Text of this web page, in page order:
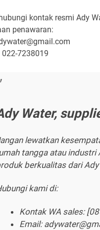
kontak resmi Ady
penawaran:
022-7238019
Water,
lewatkan
tangga atau industri
berkualitas dari Ady
kami di:
Kontak WA sales:
Email: